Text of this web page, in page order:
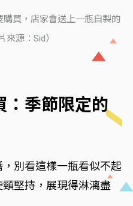
買，店家會送上一瓶自製的
來源：Sid）
：季節限定的
別看這樣一瓶看似不起
堅持，展現得淋漓盡